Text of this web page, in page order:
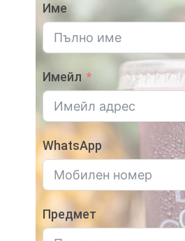
Име
Имейл
WhatsApp
Предмет